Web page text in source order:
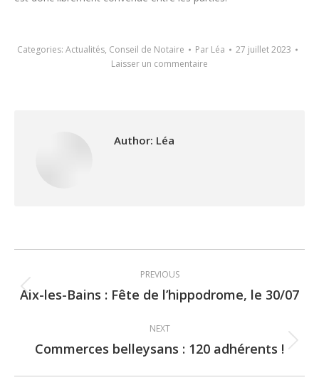
Categories: Actualités, Conseil de Notaire Par Léa
27 juillet 2023
Laisser un commentaire
Author: Léa
navigation
PREVIOUS
Previous
Aix-les-Bains : Fête de l’hippodrome, le 30/07
NEXT
Next
Commerces belleysans : 120 adhérents !